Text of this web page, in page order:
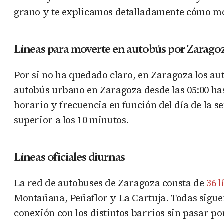
grano y te explicamos detalladamente cómo
Líneas para moverte en autobús por
Por si no ha quedado claro, en Zaragoza los
autobús urbano en Zaragoza desde las 05:00
horario y frecuencia en función del día de la
superior a los 10 minutos.
Líneas oficiales diurnas
La red de autobuses de Zaragoza consta de 36
Montañana, Peñaflor y La Cartuja. Todas
conexión con los distintos barrios sin pasar